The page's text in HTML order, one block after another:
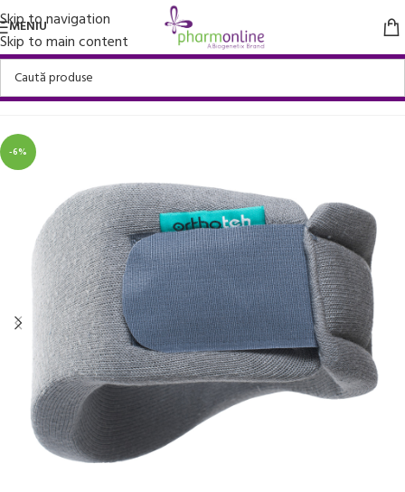
Skip to navigation
Skip to main content
MENIU
Prima pagină/Suporturi ortopedice si orteze/Orteze cervicale
-6%